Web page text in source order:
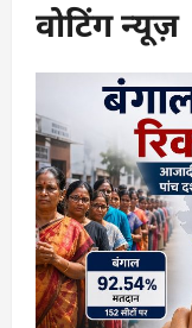
वोटिंग न्यूज़